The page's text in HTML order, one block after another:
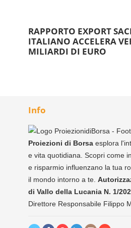
RAPPORTO EXPORT
ITALIANO ACCELERA
MILIARDI DI EURO
Info
Proiezioni di Borsa esplora
e vita quotidiana. Scopri come
e risparmio influenzano la tua
il mondo intorno a te.
di Vallo della Lucania N. 1/
Direttore Responsabile Filippo